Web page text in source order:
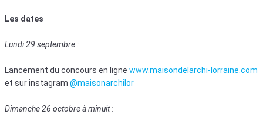
Les dates
Lundi 29 septembre :
Lancement du concours en ligne www.maisondelarchi-lorraine.com
et sur instagram @maisonarchilor
Dimanche 26 octobre à minuit :